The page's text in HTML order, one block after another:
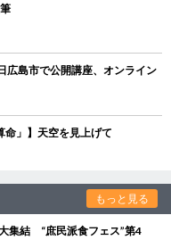
島市で公開講座、オンライン
命」】天空を見上げて
もっと見る
集結 “庶民派食フェス”第4